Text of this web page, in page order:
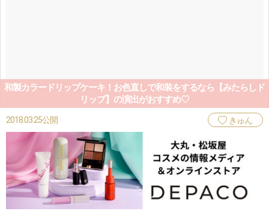
和製カラードリップケーキ！お色直しで和装をするなら【みたらしド
リップ】の演出がおすすめ♡
2018.03.25公開 きゅん